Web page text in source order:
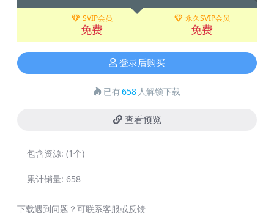
SVIP会员
免费
永久SVIP会员
免费
登录后购买
已有658 人解锁下载
查看预览
包含资源: (1个)
累计销量: 658
下载遇到问题？可联系客服或反馈